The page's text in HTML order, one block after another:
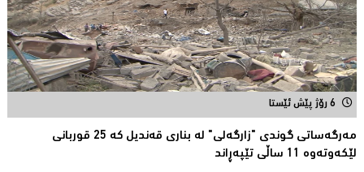
6 رۆژ پێش ئێستا
مەرگەساتی گوندی "زارگەلی" لە بناری قەندیل کە 25 قوربانى
لێکەوتەوە 11 ساڵى تێپەڕاند